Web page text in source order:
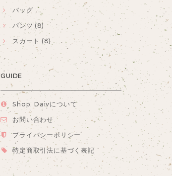
バッグ
パンツ (8)
スカート (8)
GUIDE
Shop. Daivについて
お問い合わせ
プライバシーポリシー
特定商取引法に基づく表記